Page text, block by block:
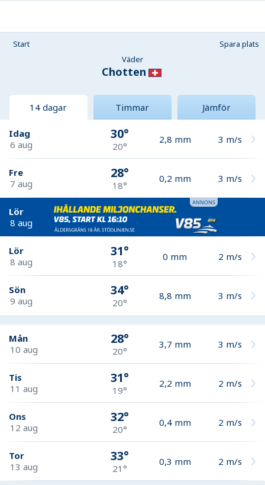
Start
Spara plats
Väder
Chotten
14 dagar Timmar Jämför
Idag
6 aug
30°
20°
2,8 mm 3 m/s
Fre
7 aug
28°
18°
0,2 mm 3 m/s
Lör
8 aug
Lör
8 aug
31°
18°
0 mm 2 m/s
Sön
9 aug
34°
20°
8,8 mm 3 m/s
Mån
10 aug
28°
20°
3,7 mm 3 m/s
Tis
11 aug
31°
19°
2,2 mm 2 m/s
Ons
12 aug
32°
20°
0,4 mm 2 m/s
Tor
13 aug
33°
21°
0,3 mm 2 m/s